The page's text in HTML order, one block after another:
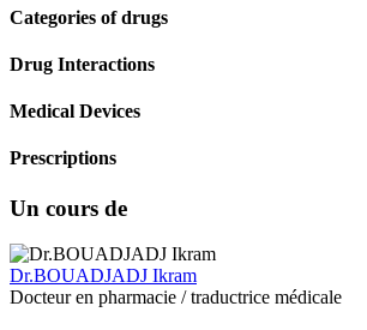
Categories of drugs
Drug Interactions
Medical Devices
Prescriptions
Un cours de
Dr.BOUADJADJ Ikram
Docteur en pharmacie / traductrice médicale